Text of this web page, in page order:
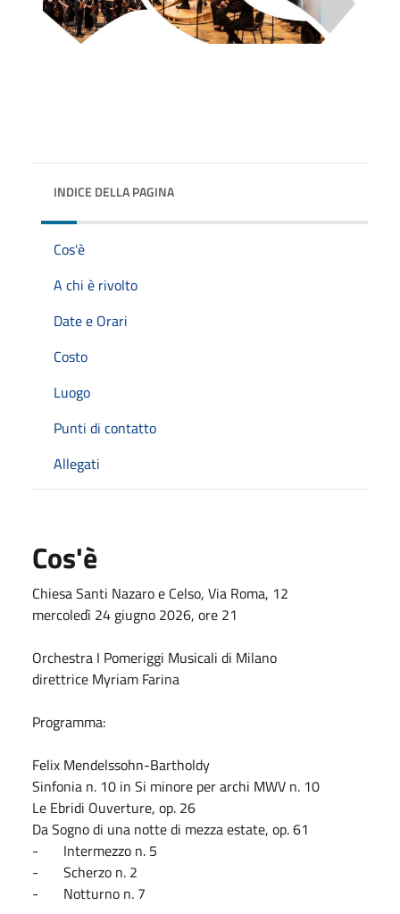
INDICE DELLA PAGINA
Cos'è
A chi è rivolto
Date e Orari
Costo
Luogo
Punti di contatto
Allegati
Cos'è
Chiesa Santi Nazaro e Celso, Via Roma, 12
mercoledì 24 giugno 2026, ore 21
Orchestra I Pomeriggi Musicali di Milano
direttrice Myriam Farina
Programma:
Felix Mendelssohn-Bartholdy
Sinfonia n. 10 in Si minore per archi MWV n. 10
Le Ebridi Ouverture, op. 26
Da Sogno di una notte di mezza estate, op. 61
- Intermezzo n. 5
- Scherzo n. 2
- Notturno n. 7